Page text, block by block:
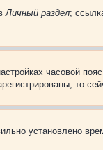
Личный раздел;
часовой
то
установлено